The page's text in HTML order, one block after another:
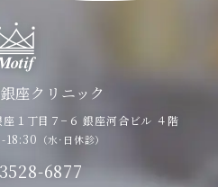
座クリニック
座１丁目７−６銀座河合ビル ４階
18:30 （水·日休診）
6877